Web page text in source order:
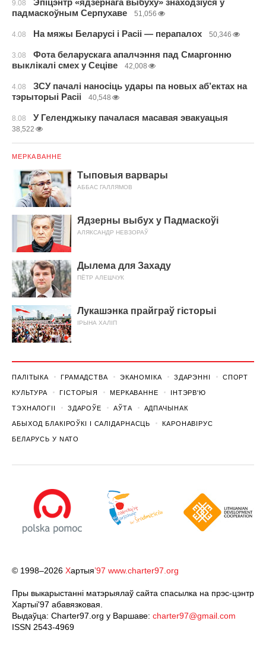
9.08
Эпіцэнтр «ядзернага выбуху» знаходзіўся ў
падмаскоўным Серпухаве
51,056
4.08 На мяжы Беларусі і Расіі — перапалох 50,346
3.08
Фота беларускага апалчэння пад Смаргонню
выклікалі смех у Сеціве
42,008
4.08
ЗСУ пачалі наносіць удары па новых аб’ектах на
тэрыторыі Расіі
40,548
8.08 У Геленджыку пачалася масавая эвакуацыя
38,522
МЕРКАВАННЕ
Тыповыя варвары
АББАС ГАЛЛЯМОВ
Ядзерны выбух у Падмаскоўі
АЛЯКСАНДР НЕВЗОРАЎ
Дылема для Захаду
ПЁТР АЛЕШЧУК
Лукашэнка прайграў гісторыі
ІРЫНА ХАЛІП
ПАЛІТЫКА ГРАМАДСТВА ЭКАНОМІКА ЗДАРЭННI СПОРТ
КУЛЬТУРА ГІСТОРЫЯ МЕРКАВАННЕ ІНТЭРВ'Ю
ТЭХНАЛОГІІ ЗДАРОЎЕ АЎТА АДПАЧЫНАК
АБЫХОД БЛАКІРОЎКІ І САЛІДАРНАСЦЬ КАРОНАВІРУС
БЕЛАРУСЬ У NATO
© 1998–2026 Хартыя’97 www.charter97.org
Пры выкарыстанні матэрыялаў сайта спасылка на прэс-цэнтр
Хартыi'97 абавязковая.
Выдаўца: Charter97.org у Варшаве: charter97@gmail.com
ISSN 2543-4969